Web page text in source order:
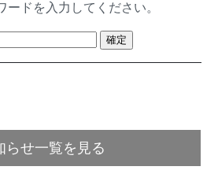
ードを入力してください。
らせ一覧を見る